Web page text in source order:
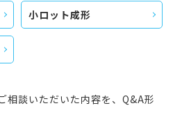
小ロット成形
相談いただいた内容を、Q&A形